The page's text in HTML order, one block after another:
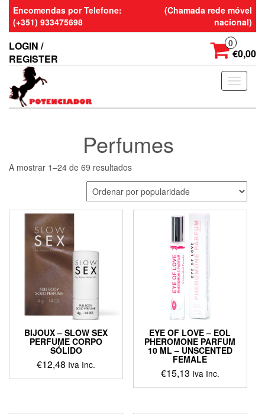
Skip
the
content
Encomendas por Telefone:
(+351) 933475698
(Chamada rede móvel
nacional)
LOGIN /
REGISTER
0
€0,00
Toggle
Perfumes
A mostrar 1–24 de 69 resultadosOrdenado
por
popularidade
BIJOUX – SLOW SEX
PERFUME CORPO
SÓLIDO
€12,48 Iva Inc.
EYE OF LOVE – EOL
PHEROMONE PARFUM
10 ML – UNSCENTED
FEMALE
€15,13 Iva Inc.